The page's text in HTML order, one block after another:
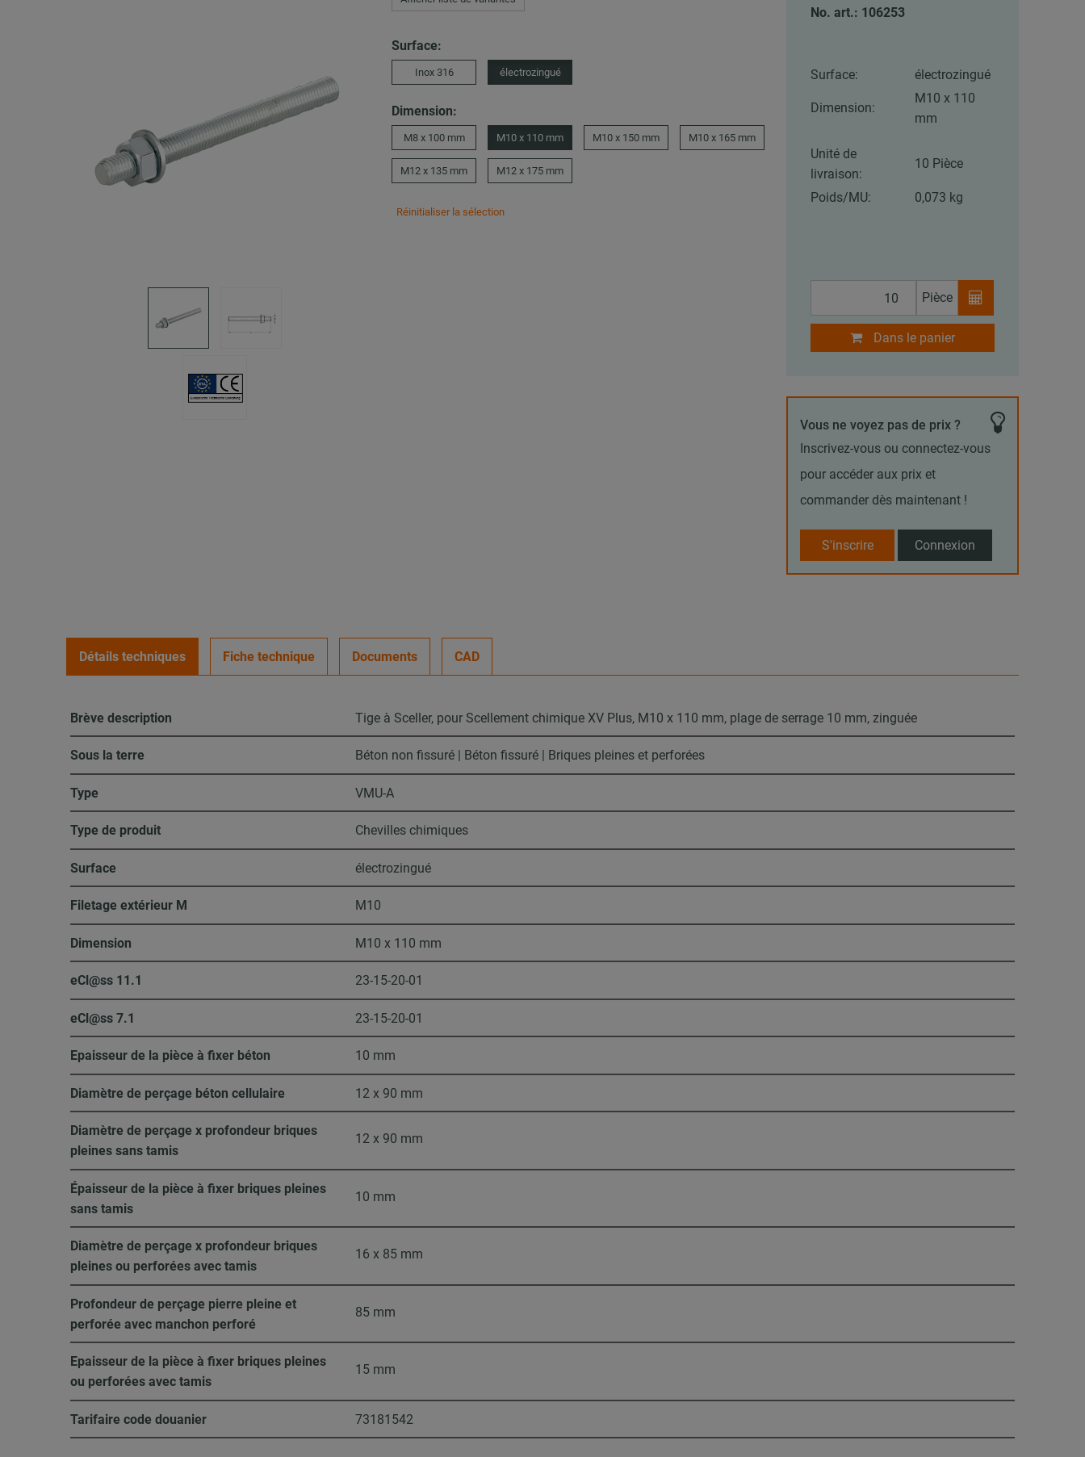
Surface:
Inox 316 électrozingué
Dimension:
M8 x 100 mm M10 x 110 mm M10 x 150 mm M10 x 165 mm
M12 x 135 mm M12 x 175 mm
Réinitialiser la sélection
No. art.: 106253
Surface: électrozingué
Dimension:
M10 x 110
mm
Unité de
livraison:
10 Pièce
Poids/MU: 0,073 kg
Pièce
Dans le panier
Vous ne voyez pas de prix ?
Inscrivez-vous ou connectez-vous
pour accéder aux prix et
commander dès maintenant !
S'inscrire Connexion
Détails techniques Fiche technique Documents CAD
Brève description Tige à Sceller, pour Scellement chimique XV Plus, M10 x 110 mm, plage de serrage 10 mm, zinguée
Sous la terre Béton non fissuré | Béton fissuré | Briques pleines et perforées
Type VMU-A
Type de produit Chevilles chimiques
Surface électrozingué
Filetage extérieur M M10
Dimension M10 x 110 mm
eCl@ss 11.1 23-15-20-01
eCl@ss 7.1 23-15-20-01
Epaisseur de la pièce à fixer béton 10 mm
Diamètre de perçage béton cellulaire 12 x 90 mm
Diamètre de perçage x profondeur briques
pleines sans tamis
12 x 90 mm
Épaisseur de la pièce à fixer briques pleines
sans tamis
10 mm
Diamètre de perçage x profondeur briques
pleines ou perforées avec tamis
16 x 85 mm
Profondeur de perçage pierre pleine et
perforée avec manchon perforé
85 mm
Epaisseur de la pièce à fixer briques pleines
ou perforées avec tamis
15 mm
Tarifaire code douanier 73181542